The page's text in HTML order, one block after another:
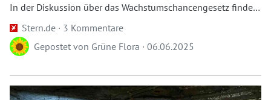
In der Diskussion über das Wachstumschancengesetz findet
Stern.de · 3 Kommentare
Gepostet von Grüne Flora · 06.06.2025